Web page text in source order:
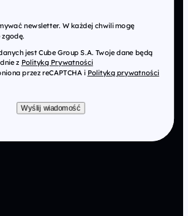
newsletter. W każdej chwili mogę
jest Cube Group S.A. Twoje dane będą
z Polityką Prywatności
przez reCAPTCHA i Polityką prywatności
Wyślij wiadomość